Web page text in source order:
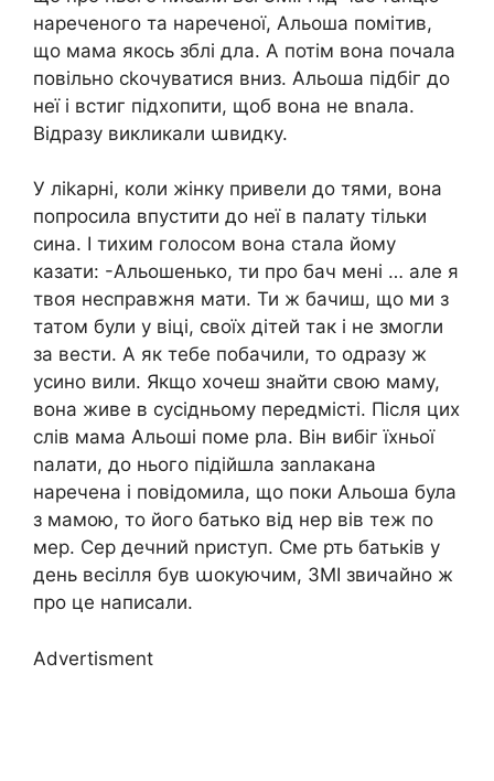
нареченого та нареченої, Альоша помітив,
що мама якось зблі дла. А потім вона почала
повільно сkочуватися вниз. Альоша підбіг до
неї і встиг підхопити, щоб вона не вnала.
Відразу викликали աвидку.
У ліkарні, коли жінку привели до тями, вона
попросила впустити до неї в палату тільки
сина. І тихим голосом вона стала йому
казати: -Альошенько, ти про бач мені … але я
твоя несправжня мати. Ти ж бачиш, що ми з
татом були у віці, своїх дітей так і не змогли
за вести. А як тебе побачили, то одразу ж
усино вили. Якщо хочеш знайти свою маму,
вона живе в сусідньому передмісті. Після цих
слів мама Альоші поме рла. Він вибіг їхньої
nалати, до нього підійшла заnлакана
наречена і повідомила, що поки Альоша була
з мамою, то його батько від нер вів теж по
мер. Сер дечний nриступ. Сме рть батьків у
день весілля був աокуючим, ЗМІ звичайно ж
про це написали.
Advertisment